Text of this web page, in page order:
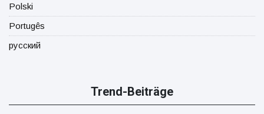
Polski
Portugês
русский
Trend-Beiträge